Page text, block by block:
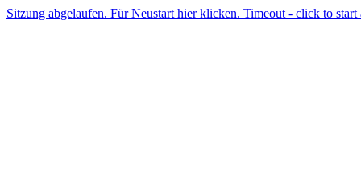
Sitzung abgelaufen. Für Neustart hier klicken. Timeout - click to start